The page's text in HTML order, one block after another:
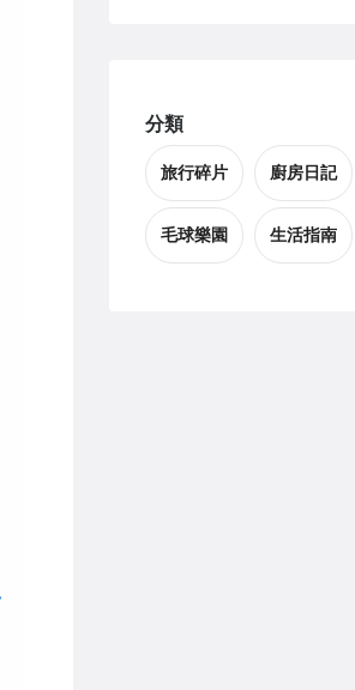
分類
旅行碎片 廚房日記
毛球樂園 生活指南